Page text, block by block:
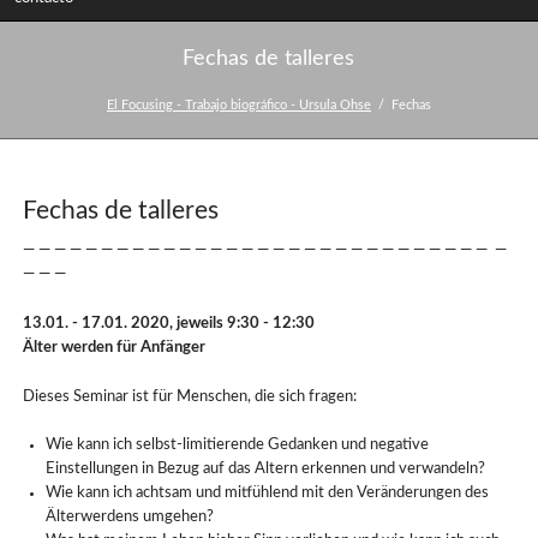
Fechas de talleres
El Focusing - Trabajo biográfico - Ursula Ohse Fechas
Fechas de talleres
— — — — — — — — — — — — — — — — — — — — — — — — — — — — — — —
— — —
13.01. - 17.01. 2020, jeweils 9:30 - 12:30
Älter werden für Anfänger
Dieses Seminar ist für Menschen, die sich fragen:
Wie kann ich selbst-limitierende Gedanken und negative
Einstellungen in Bezug auf das Altern erkennen und verwandeln?
Wie kann ich achtsam und mitfühlend mit den Veränderungen des
Älterwerdens umgehen?